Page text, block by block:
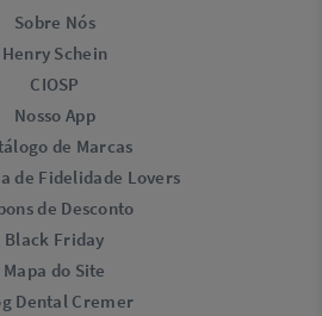
Sobre Nós
Henry Schein
CIOSP
Nosso App
de Marcas
de Fidelidade Lovers​
de Desconto
Black Friday
Mapa do Site
Dental Cremer